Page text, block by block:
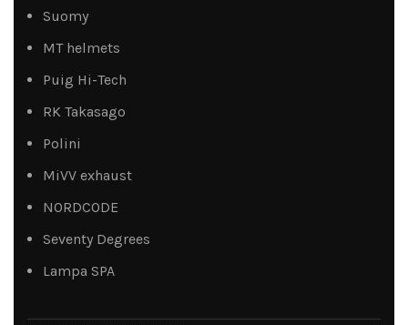
Suomy
MT helmets
Puig Hi-Tech
RK Takasago
Polini
MiVV exhaust
NORDCODE
Seventy Degrees
Lampa SPA